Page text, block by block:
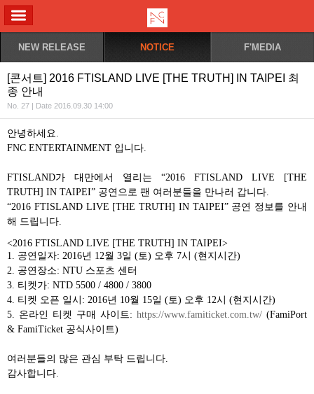
NEW RELEASE NOTICE F'MEDIA
[콘서트] 2016 FTISLAND LIVE [THE TRUTH] IN TAIPEI 최
종 안내
No. 27 | Date 2016.09.30 14:00
안녕하세요.
FNC ENTERTAINMENT 입니다.
FTISLAND가 대만에서 열리는 “2016 FTISLAND LIVE [THE
TRUTH] IN TAIPEI” 공연으로 팬 여러분들을 만나러 갑니다.
“2016 FTISLAND LIVE [THE TRUTH] IN TAIPEI” 공연 정보를 안내
해 드립니다.
<2016 FTISLAND LIVE [THE TRUTH] IN TAIPEI>
1. 공연일자: 2016년 12월 3일 (토) 오후 7시 (현지시간)
2. 공연장소: NTU 스포츠 센터
3. 티켓가: NTD 5500 / 4800 / 3800
4. 티켓 오픈 일시 : 2016년 10월 15일 (토) 오후 12시 (현지시간)
5. 온라인 티켓 구매 사이트: https://www.famiticket.com.tw/ (FamiPort
& FamiTicket 공식사이트)
여러분들의 많은 관심 부탁 드립니다.
감사합니다.